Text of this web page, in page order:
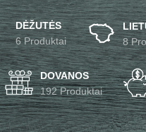
DĖŽUTĖS
6 Produktai
8
DOVANOS
192 Produktai